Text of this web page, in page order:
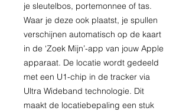
je sleutelbos, portemonnee of tas.
Waar je deze ook plaatst, je spullen
verschijnen automatisch op de kaart
in de ‘Zoek Mijn’-app van jouw Apple
apparaat. De locatie wordt gedeeld
met een U1-chip in de tracker via
Ultra Wideband technologie. Dit
maakt de locatiebepaling een stuk